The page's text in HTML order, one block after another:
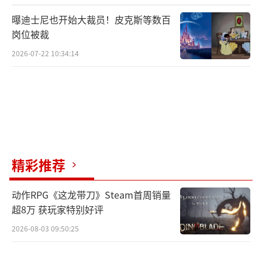
曝迪士尼也开始大裁员！皮克斯等数百
岗位被裁
2026-07-22 10:34:14
精彩推荐
动作RPG《这龙带刀》Steam首周销量
超8万 获玩家特别好评
2026-08-03 09:50:25